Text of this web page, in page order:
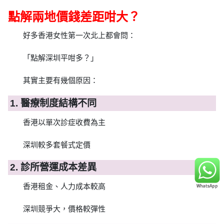
點解兩地價錢差距咁大？
好多香港女性第一次北上都會問：
「點解深圳平咁多？」
其實主要有幾個原因：
1. 醫療制度結構不同
香港以單次診症收費為主
深圳較多套餐式定價
2. 診所營運成本差異
香港租金、人力成本較高
深圳競爭大，價格較彈性